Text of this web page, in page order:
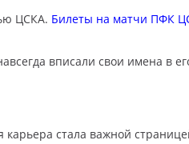
ЦСКА. Билеты на матчи ПФК
вписали свои имена в
стала важной